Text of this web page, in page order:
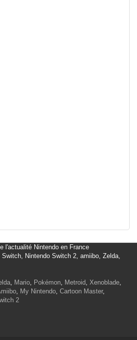
l'actualité Nintendo en France
Nintendo Switch 2, amiibo, Zelda,
, Mario, Pokémon, Metroid, Xenoblade,
, My Nintendo, Cartoon Master,
2